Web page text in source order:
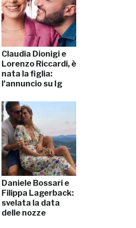
Claudia Dionigi e
Lorenzo Riccardi, è
nata la figlia:
l’annuncio su Ig
Daniele Bossari e
Filippa Lagerback:
svelata la data
delle nozze